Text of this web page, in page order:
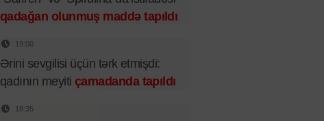
qadağan olunmuş maddə tapıldı
19:00
Ərini sevgilisi üçün tərk etmişdi:
qadının meyiti çamadanda tapıldı
18:35